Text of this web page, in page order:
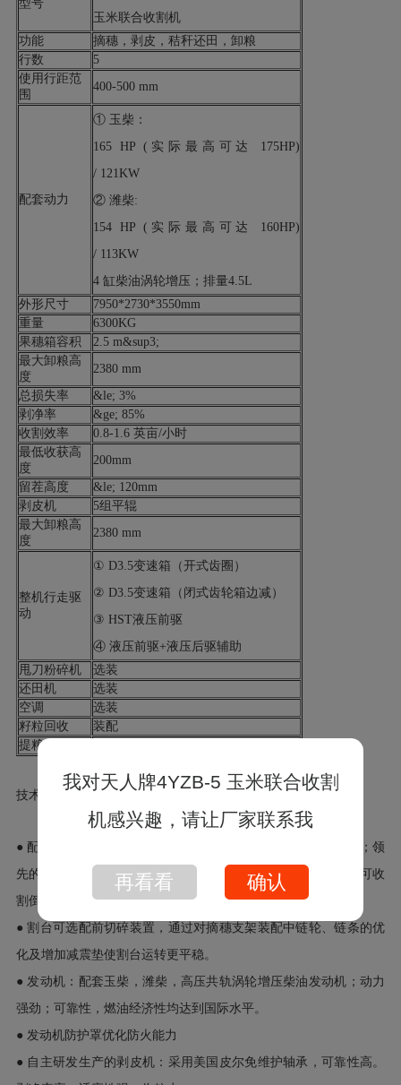
型号
玉米联合收割机
功能
摘穗，剥皮，秸秆还田，卸粮
行数
5
使用行距范
围
400-500 mm
配套动力
① 玉柴：
165 HP (实际最高可达 175HP)
/ 121KW
② 潍柴:
154 HP (实际最高可达 160HP)
/ 113KW
4 缸柴油涡轮增压；排量4.5L
外形尺寸
7950*2730*3550mm
重量
6300KG
果穗箱容积
2.5 m&sup3;
最大卸粮高
度
2380 mm
总损失率
&le; 3%
剥净率
&ge; 85%
收割效率
0.8-1.6 英亩/小时
最低收获高
度
200mm
留茬高度
&le; 120mm
剥皮机
5组平辊
最大卸粮高
度
2380 mm
整机行走驱
动
① D3.5变速箱（开式齿圈）
② D3.5变速箱（闭式齿轮箱边减）
③ HST液压前驱
④ 液压前驱+液压后驱辅助
甩刀粉碎机
选装
还田机
选装
空调
选装
籽粒回收
装配
提粮装置
技术特点:
● 配套本公司天人TR系列玉米割台：国内玉米割台行业领导者；领
先的研发设计与制造工艺：摘穗平稳有序，断杆少，不掉棒，可收
割倒伏玉米，可不对行收获，可靠性达到国际领先水平。
● 割台可选配前切碎装置，通过对摘穗支架装配中链轮、链条的优
化及增加减震垫使割台运转更平稳。
● 发动机：配套玉柴，潍柴，高压共轨涡轮增压柴油发动机；动力
强劲；可靠性，燃油经济性均达到国际水平。
● 发动机防护罩优化防火能力
● 自主研发生产的剥皮机：采用美国皮尔免维护轴承，可靠性高。